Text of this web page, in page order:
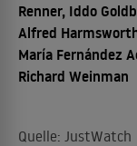
Renner, Iddo
Alfred
María Fernández
Richard Weinman
Quelle: JustWatch